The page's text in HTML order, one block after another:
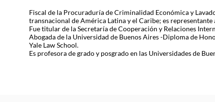
Fiscal de la Procuraduría de Criminalidad Económica y
transnacional de América Latina y el Caribe; es
Fue titular de la Secretaría de Cooperación y Relaciones
Abogada de la Universidad de Buenos Aires -Diploma de
Yale Law School.
Es profesora de grado y posgrado en las Universidades de